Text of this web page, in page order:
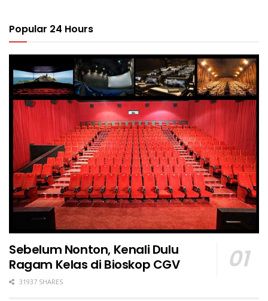
Popular 24 Hours
Sebelum Nonton, Kenali Dulu
Ragam Kelas di Bioskop CGV
31937 SHARES